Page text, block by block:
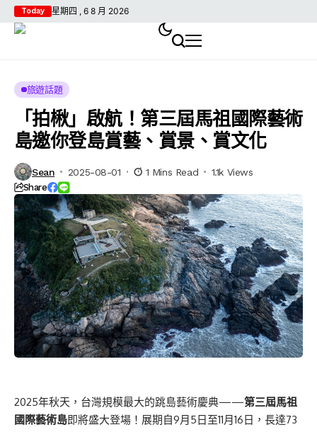
Today 星期四 , 6 8 月 2026
旅遊話題
「拍楸」啟航！第三屆馬祖國際藝術
島邀你登島賞藝、賞景、賞文化
Sean 2025-08-01 1 Mins Read 1.1k Views
Share
2025年秋天，台灣規模最大的跳島藝術慶典——第三屆馬祖
國際藝術島即將盛大登場！展期自9月5日至11月16日，長達73